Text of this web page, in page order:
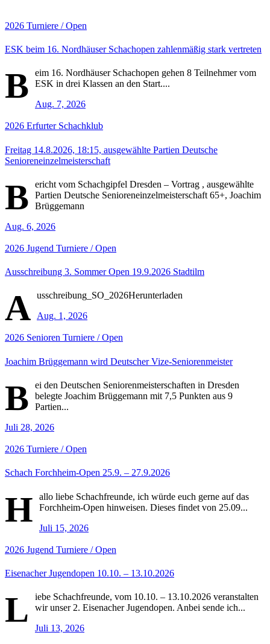
2026 Turniere / Open
ESK beim 16. Nordhäuser Schachopen zahlenmäßig stark vertreten
B
eim 16. Nordhäuser Schachopen gehen 8 Teilnehmer vom
ESK in drei Klassen an den Start....
Aug. 7, 2026
2026 Erfurter Schachklub
Freitag 14.8.2026, 18:15, ausgewählte Partien Deutsche
Senioreneinzelmeisterschaft
B
ericht vom Schachgipfel Dresden – Vortrag , ausgewählte
Partien Deutsche Senioreneinzelmeisterschaft 65+, Joachim
Brüggemann
Aug. 6, 2026
2026 Jugend Turniere / Open
Ausschreibung 3. Sommer Open 19.9.2026 Stadtilm
A usschreibung_SO_2026Herunterladen
Aug. 1, 2026
2026 Senioren Turniere / Open
Joachim Brüggemann wird Deutscher Vize-Seniorenmeister
B
ei den Deutschen Seniorenmeisterschaften in Dresden
belegte Joachim Brüggemann mit 7,5 Punkten aus 9
Partien...
Juli 28, 2026
2026 Turniere / Open
Schach Forchheim-Open 25.9. – 27.9.2026
H
allo liebe Schachfreunde, ich würde euch gerne auf das
Forchheim-Open hinweisen. Dieses findet von 25.09...
Juli 15, 2026
2026 Jugend Turniere / Open
Eisenacher Jugendopen 10.10. – 13.10.2026
L
iebe Schachfreunde, vom 10.10. – 13.10.2026 veranstalten
wir unser 2. Eisenacher Jugendopen. Anbei sende ich...
Juli 13, 2026